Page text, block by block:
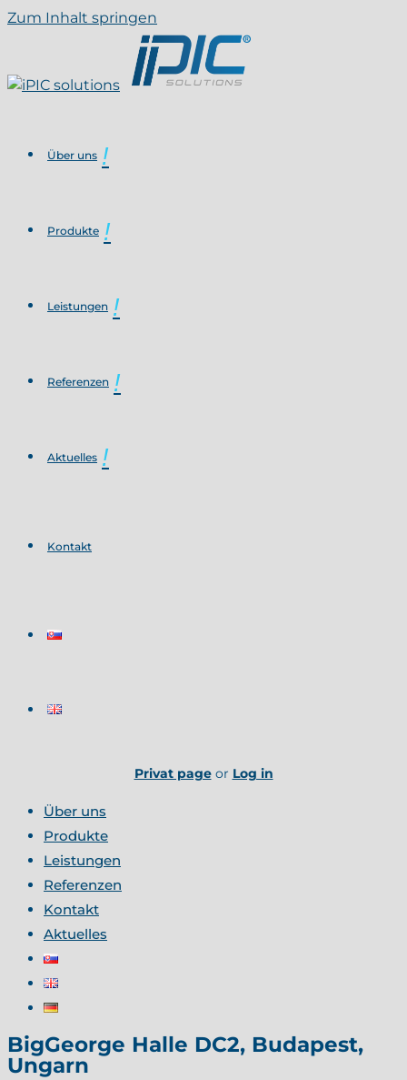
Zum Inhalt springen
Über uns
Produkte
Leistungen
Referenzen
Aktuelles
Kontakt
Privat pageor Log in
Über uns
Produkte
Leistungen
Referenzen
Kontakt
Aktuelles
BigGeorge Halle DC2, Budapest,
Ungarn